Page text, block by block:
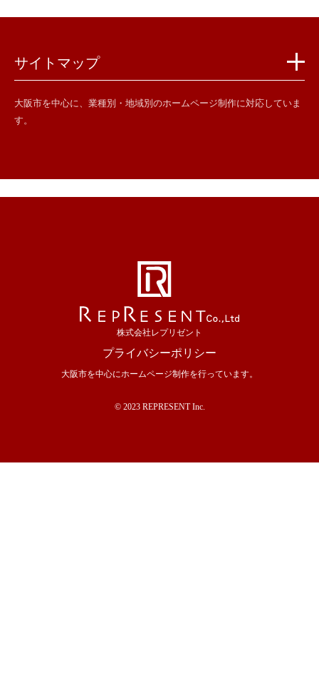
サイトマップ
大阪市を中心に、業種別・地域別のホームページ制作に対応していま
す。
株式会社レプリゼント
プライバシーポリシー
大阪市を中心にホームページ制作を行っています。
© 2023 REPRESENT Inc.